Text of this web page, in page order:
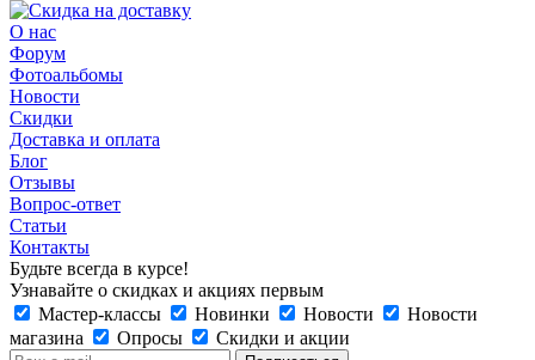
О нас
Форум
Фотоальбомы
Новости
Скидки
Доставка и оплата
Блог
Отзывы
Вопрос-ответ
Статьи
Контакты
Будьте всегда в курсе!
Узнавайте о скидках и акциях первым
Мастер-классы
Новинки Новости
Новости
магазина
Опросы Скидки и акции